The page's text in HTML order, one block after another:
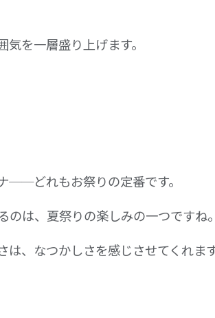
を一層盛り上げます。
──どれもお祭りの定番です。
のは、夏祭りの楽しみの一つですね
、なつかしさを感じさせてくれま